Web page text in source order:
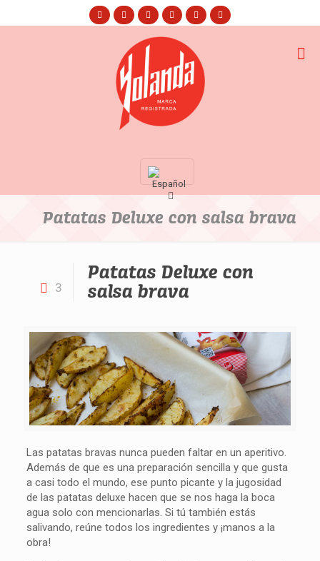
Patatas Deluxe con salsa brava
3
Patatas Deluxe con
salsa brava
Las patatas bravas nunca pueden faltar en un aperitivo.
Además de que es una preparación sencilla y que gusta
a casi todo el mundo, ese punto picante y la jugosidad
de las patatas deluxe hacen que se nos haga la boca
agua solo con mencionarlas. Si tú también estás
salivando, reúne todos los ingredientes y ¡manos a la
obra!